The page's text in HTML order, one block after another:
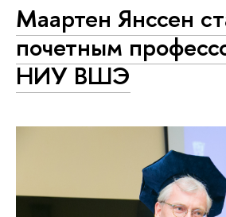
Маартен Янссен
почетным
НИУ ВШЭ